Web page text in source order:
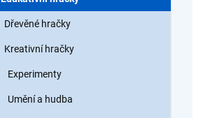
Dřevěné hračky
Kreativní hračky
Experimenty
Umění a hudba